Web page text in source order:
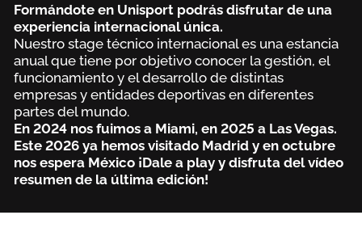
Formándote en Unisport podrás disfrutar de una
experiencia internacional única.
Nuestro stage técnico internacional es una estancia
anual que tiene por objetivo conocer la gestión, el
funcionamiento y el desarrollo de distintas
empresas y entidades deportivas en diferentes
partes del mundo.
En 2024 nos fuimos a Miami, en 2025 a Las Vegas.
Este 2026 ya hemos visitado Madrid y en octubre
nos espera México ¡Dale a play y disfruta del vídeo
resumen de la última edición!